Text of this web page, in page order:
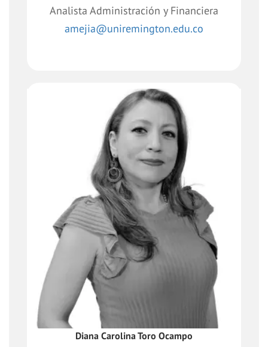
Analista Administración y Financiera
amejia@uniremington.edu.co
Líder transversal con enfoque en la
unidad de negocio de Educación
Continua, gestionando la construcción
del producto académico, apalancado en
el conocimiento académico de las
Facultades.
Diana Carolina Toro Ocampo